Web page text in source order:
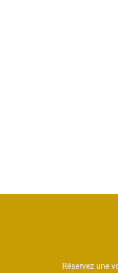
Réservez une